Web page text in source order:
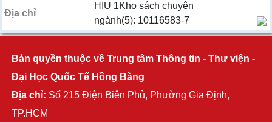
Địa chỉ
HIU 1Kho sách chuyên
ngành(5): 10116583-7
Bản quyền thuộc về Trung tâm Thông tin - Thư viện -
Đại Học Quốc Tế Hồng Bàng
Địa chỉ: Số 215 Điện Biên Phủ, Phường Gia Định,
TP.HCM